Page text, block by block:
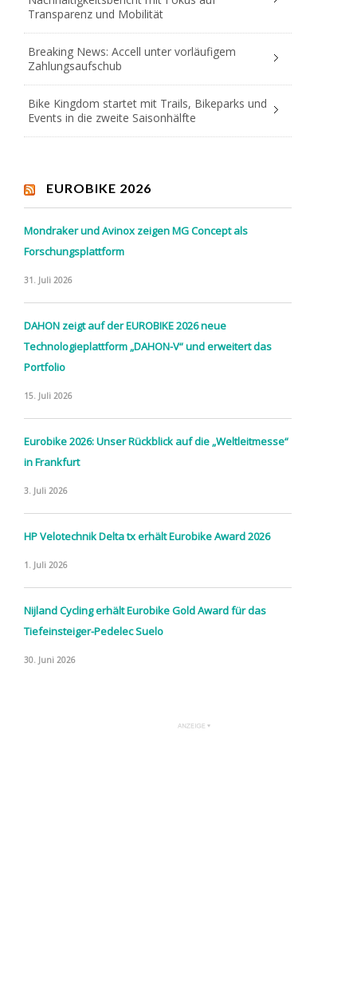
Transparenz und Mobilität
Breaking News: Accell unter vorläufigem
Zahlungsaufschub
Bike Kingdom startet mit Trails, Bikeparks und
Events in die zweite Saisonhälfte
EUROBIKE 2026
Mondraker und Avinox zeigen MG Concept als
Forschungsplattform
31. Juli 2026
DAHON zeigt auf der EUROBIKE 2026 neue
Technologieplattform „DAHON-V“ und erweitert das
Portfolio
15. Juli 2026
Eurobike 2026: Unser Rückblick auf die „Weltleitmesse“
in Frankfurt
3. Juli 2026
HP Velotechnik Delta tx erhält Eurobike Award 2026
1. Juli 2026
Nijland Cycling erhält Eurobike Gold Award für das
Tiefeinsteiger-Pedelec Suelo
30. Juni 2026